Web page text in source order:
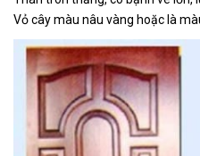
Vỏ cây màu nâu vàng hoặc là